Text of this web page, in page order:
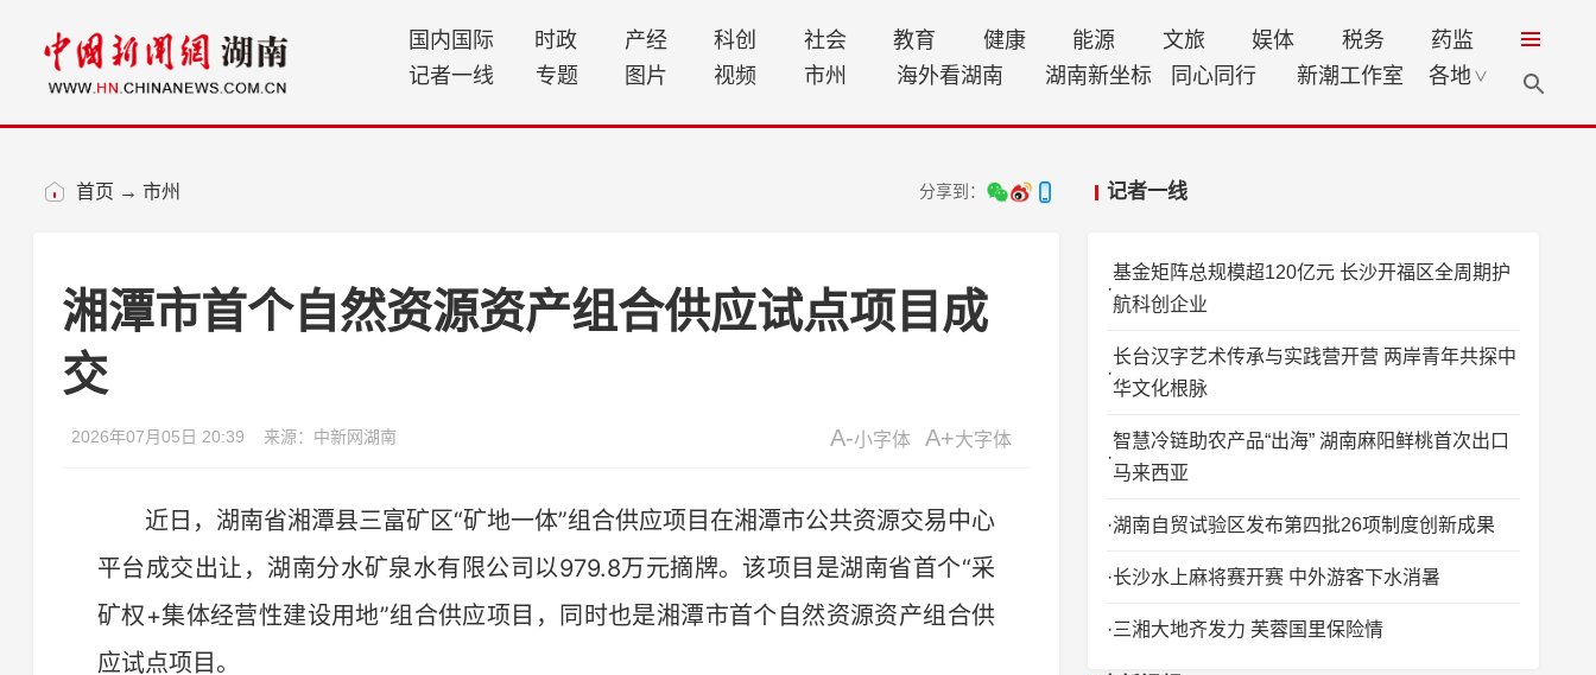
国内国际 时政 产经 科创 社会 教育 健康 能源 文旅 娱体 税务
药监
记者一线
专题 图片 视频 市州 海外看湖南 湖南新坐标 同心同行 新潮工作室 各地 ∨
首页 → 市州 分享到： 记者一线
湘潭市首个自然资源资产组合供应试点项目成
交
2026年07月05日 20:39 来源：中新网湖南 A-小字体 A+大字体
近日，湖南省湘潭县三富矿区“矿地一体”组合供应项目在湘潭市公共资源交易中心
平台成交出让，湖南分水矿泉水有限公司以979.8万元摘牌。该项目是湖南省首个“采
矿权+集体经营性建设用地”组合供应项目，同时也是湘潭市首个自然资源资产组合供
应试点项目。
基金矩阵总规模超120亿元 长沙开福区全周期护
航科创企业
长台汉字艺术传承与实践营开营 两岸青年共探中
华文化根脉
智慧冷链助农产品“出海” 湖南麻阳鲜桃首次出口
马来西亚
湖南自贸试验区发布第四批26项制度创新成果
长沙水上麻将赛开赛 中外游客下水消暑
三湘大地齐发力 芙蓉国里保险情